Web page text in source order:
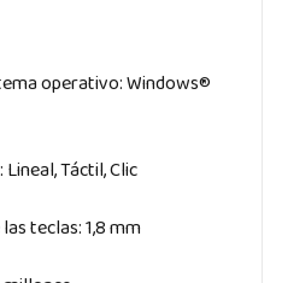
operativo: Windows®
Táctil, Clic
teclas: 1,8 mm